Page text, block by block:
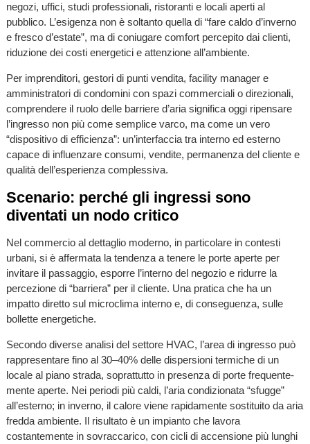
negozi, uffici, studi professionali, ristoranti e locali aperti al
pubblico. L’esigenza non è soltanto quella di “fare caldo d’inverno
e fresco d’estate”, ma di coniugare comfort percepito dai clienti,
riduzione dei costi energetici e attenzione all’ambiente.
Per imprenditori, gestori di punti vendita, facility manager e
amministratori di condomini con spazi commerciali o direzionali,
comprendere il ruolo delle barriere d’aria significa oggi ripensare
l’ingresso non più come semplice varco, ma come un vero
“dispositivo di efficienza”: un’interfaccia tra interno ed esterno
capace di influenzare consumi, vendite, permanenza del cliente e
qualità dell’esperienza complessiva.
Scenario: perché gli ingressi sono
diventati un nodo critico
Nel commercio al dettaglio moderno, in particolare in contesti
urbani, si è affermata la tendenza a tenere le porte aperte per
invitare il passaggio, esporre l’interno del negozio e ridurre la
percezione di “barriera” per il cliente. Una pratica che ha un
impatto diretto sul microclima interno e, di conseguenza, sulle
bollette energetiche.
Secondo diverse analisi del settore HVAC, l’area di ingresso può
rappresentare fino al 30–40% delle dispersioni termiche di un
locale al piano strada, soprattutto in presenza di porte frequente­
mente aperte. Nei periodi più caldi, l’aria condizionata “sfugge”
all’esterno; in inverno, il calore viene rapidamente sostituito da aria
fredda ambiente. Il risultato è un impianto che lavora
costantemente in sovraccarico, con cicli di accensione più lunghi